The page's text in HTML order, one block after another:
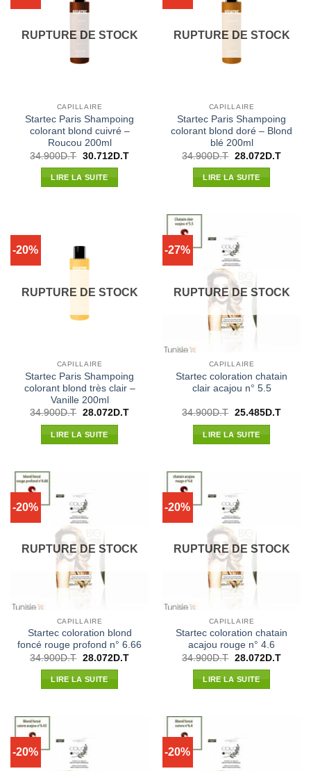
RUPTURE DE STOCK
CAPILLAIRE
Startec Paris Shampoing
colorant blond cuivré –
Roucou 200ml
34.900D.T Le
initial
était :
30.712D.TLe
LIRE LA SUITE
RUPTURE DE STOCK
CAPILLAIRE
Startec Paris Shampoing
colorant blond doré – Blond
blé 200ml
34.900D.T Le
initial
était :
28.072D.TLe
LIRE LA SUITE
-20%
RUPTURE DE STOCK
CAPILLAIRE
Startec Paris Shampoing
colorant blond très clair –
Vanille 200ml
34.900D.T Le
initial
était :
28.072D.TLe
LIRE LA SUITE
-27%
RUPTURE DE STOCK
CAPILLAIRE
Startec coloration chatain
clair acajou n° 5.5
34.900D.T Le
initial
était :
25.485D.TLe
LIRE LA SUITE
-20%
RUPTURE DE STOCK
CAPILLAIRE
Startec coloration blond
foncé rouge profond n° 6.66
34.900D.T Le
initial
était :
28.072D.TLe
LIRE LA SUITE
-20%
RUPTURE DE STOCK
CAPILLAIRE
Startec coloration chatain
acajou rouge n° 4.6
34.900D.T Le
initial
était :
28.072D.TLe
LIRE LA SUITE
-20% -20%